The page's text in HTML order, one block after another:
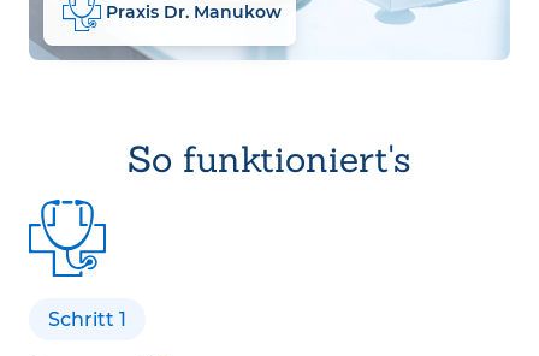
Praxis Dr. Manukow
So funktioniert's
Schritt 1